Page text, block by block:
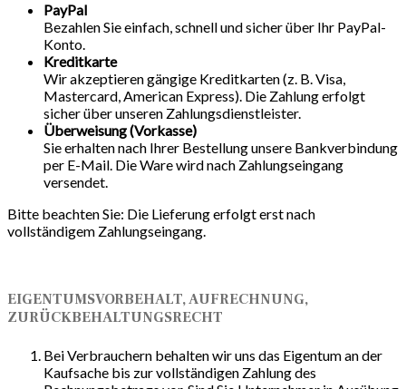
PayPal
Bezahlen Sie einfach, schnell und sicher über Ihr PayPal-
Konto.
Kreditkarte
Wir akzeptieren gängige Kreditkarten (z. B. Visa,
Mastercard, American Express). Die Zahlung erfolgt
sicher über unseren Zahlungsdienstleister.
Überweisung (Vorkasse)
Sie erhalten nach Ihrer Bestellung unsere Bankverbindung
per E-Mail. Die Ware wird nach Zahlungseingang
versendet.
Bitte beachten Sie: Die Lieferung erfolgt erst nach
vollständigem Zahlungseingang.
EIGENTUMSVORBEHALT, AUFRECHNUNG,
ZURÜCKBEHALTUNGSRECHT
Bei Verbrauchern behalten wir uns das Eigentum an der
Kaufsache bis zur vollständigen Zahlung des